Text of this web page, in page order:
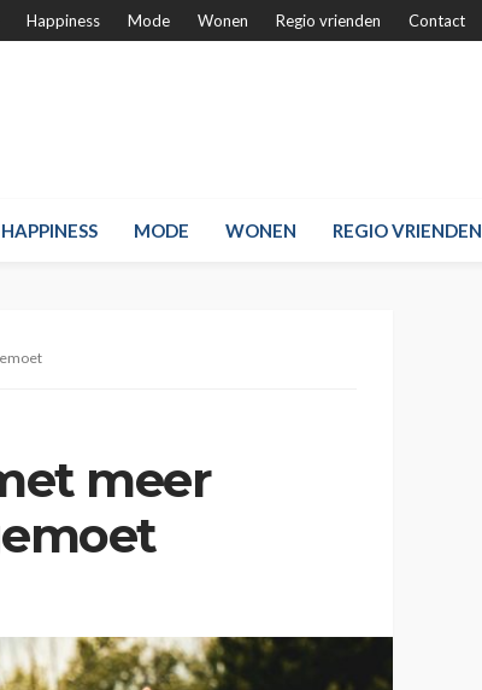
Happiness Mode Wonen Regio vrienden Contact
HAPPINESS MODE WONEN REGIO VRIENDEN
meer